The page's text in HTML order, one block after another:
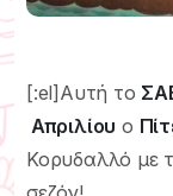
[:el]Αυτή το
Απριλίου ο
Κορυδαλλό με